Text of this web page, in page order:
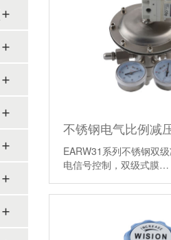
不锈钢电气比例减
EARW31系列不锈钢双级
电信号控制，双级式膜…